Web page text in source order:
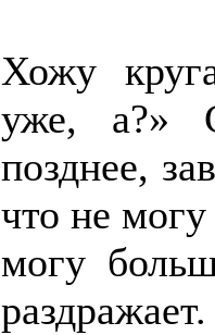
Хожу
уже, а?»
позднее,
что не
могу